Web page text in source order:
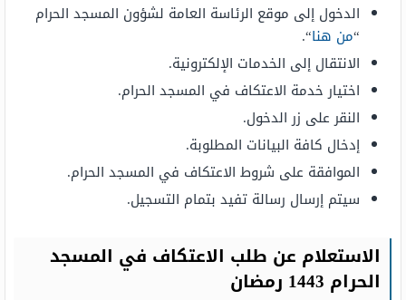
الدخول إلى موقع الرئاسة العامة لشؤون المسجد الحرام
“من هنا“.
الانتقال إلى الخدمات الإلكترونية.
اختيار خدمة الاعتكاف في المسجد الحرام.
النقر على زر الدخول.
إدخال كافة البيانات المطلوبة.
الموافقة على شروط الاعتكاف في المسجد الحرام.
سيتم إرسال رسالة تفيد بتمام التسجيل.
الاستعلام عن طلب الاعتكاف في المسجد
الحرام 1443 رمضان